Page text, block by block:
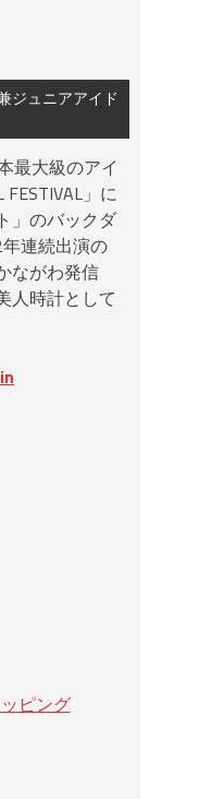
ジュニアアイド
最大級のアイ
FESTIVAL」に
」のバックダ
連続出演の
ながわ発信
人時計として